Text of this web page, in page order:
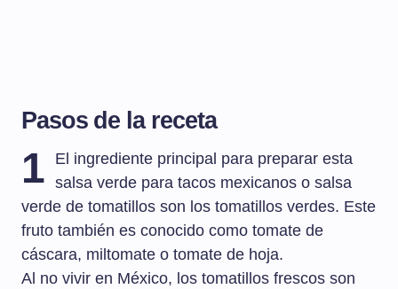
Pasos de la receta
1
El ingrediente principal para preparar esta
salsa verde para tacos mexicanos o salsa
verde de tomatillos son los tomatillos verdes. Este
fruto también es conocido como tomate de
cáscara, miltomate o tomate de hoja.
Al no vivir en México, los tomatillos frescos son